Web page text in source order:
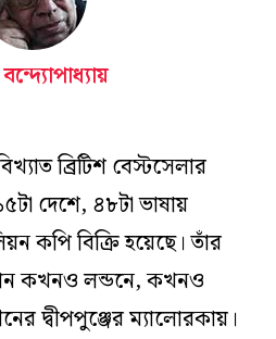
ব্রিটিশ বেস্টসেলার
দেশে, ৪৮টা ভাষায়
কপি বিক্রি হয়েছে। তাঁর
কখনও লন্ডনে, কখনও
দ্বীপপুঞ্জের ম্যালোরকায়।